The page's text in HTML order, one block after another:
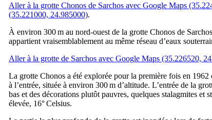
Aller à la grotte Chonos de Sarchos avec Google Maps
(35.221000, 24.985000).
À environ 300 m au nord-ouest de la grotte Chonos de
appartient vraisemblablement au même réseau d’eaux
Aller à la grotte de Sarchos avec Google Maps (35.226520,
La grotte Chonos a été explorée pour la première fois en
à l’entrée, située à environ 300 m d’altitude. L’entrée de la
bas et des décorations plutôt pauvres, quelques stalagmites et
élevée, 16° Celsius.